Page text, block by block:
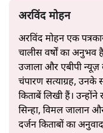
अरविंद मोहन
अरविंद मोहन एक
चालीस वर्षों का अनुभव
उजाला और एबीपी
चंपारण सत्याग्रह,
किताबें लिखी हैं। उन्होंने
सिन्हा, विमल जालान
दर्जन किताबों का